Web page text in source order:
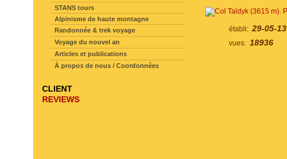
établi: 29-05-13
vues: 18936
STANS tours
Alpinisme de haute montagne
Randonnée & trek voyage
Voyage du nouvel an
Articles et publications
À propos de nous / Coordonnées
CLIENT
REVIEWS